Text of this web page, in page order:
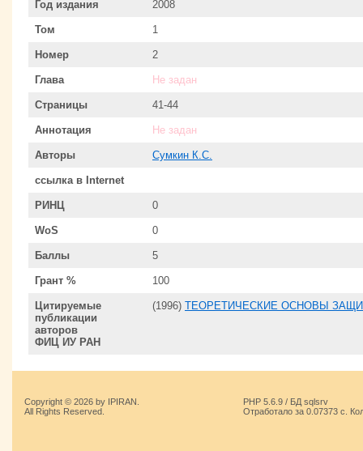
Год издания 2008
Том 1
Номер 2
Глава Не задан
Страницы 41-44
Аннотация Не задан
Авторы Сумкин К.С.
ссылка в Internet
РИНЦ 0
WoS 0
Баллы 5
Грант % 100
Цитируемые
публикации
авторов
ФИЦ ИУ РАН
(1996) ТЕОРЕТИЧЕСКИЕ ОСНОВЫ
Copyright © 2026 by IPIRAN.
All Rights Reserved.
PHP 5.6.9 / БД sqlsrv
Отработало за 0.07373 с.